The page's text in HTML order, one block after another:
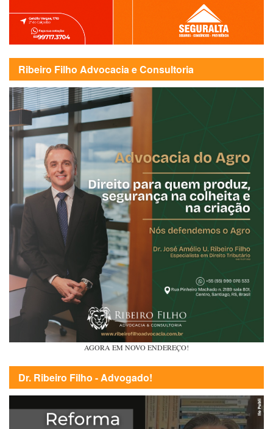
Ribeiro Filho Advocacia e Consultoria
AGORA EM NOVO ENDEREÇO!
Dr. Ribeiro Filho - Advogado!